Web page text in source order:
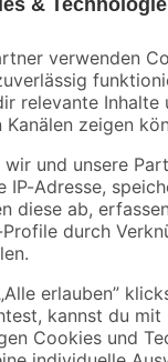
Rahmen sägerau
2000 x 58 x 38 mm
3,98 €
1,99 € / Meter